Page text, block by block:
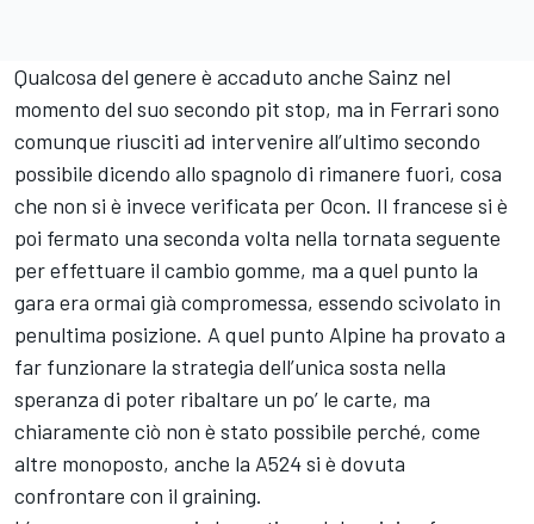
Qualcosa del genere è accaduto anche Sainz nel
momento del suo secondo pit stop, ma in Ferrari sono
comunque riusciti ad intervenire all’ultimo secondo
possibile dicendo allo spagnolo di rimanere fuori, cosa
che non si è invece verificata per Ocon. Il francese si è
poi fermato una seconda volta nella tornata seguente
per effettuare il cambio gomme, ma a quel punto la
gara era ormai già compromessa, essendo scivolato in
penultima posizione. A quel punto Alpine ha provato a
far funzionare la strategia dell’unica sosta nella
speranza di poter ribaltare un po’ le carte, ma
chiaramente ciò non è stato possibile perché, come
altre monoposto, anche la A524 si è dovuta
confrontare con il graining.